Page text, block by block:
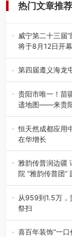
热门文章推荐
威宁第二十三届
将于8月12日开幕
8月7日，威宁彝
杯”篮球赛暨
第四届遵义海龙
8月7日，第四届
界文化遗产地海
贵阳市唯一！苗
遗地图——来贵
2026年7月21日
地”（贵州站）
恒天然成都应用
在华增长
融合全球研发实
场创新发展 （7
雅韵传普润边
院 “雅韵传普团
为扎实推进
践，牢牢紧扣 “
从959到1.5万，
祭扫
八一建军节到来
市退役军人事务
喜百年装饰“一